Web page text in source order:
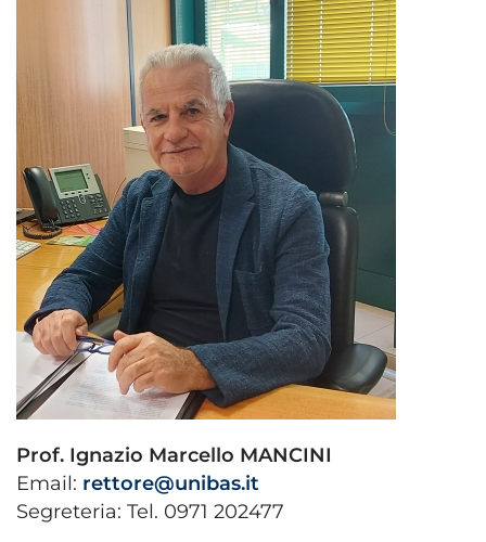
Prof. Ignazio Marcello MANCINI
Email: rettore@unibas.it
Segreteria: Tel. 0971 202477